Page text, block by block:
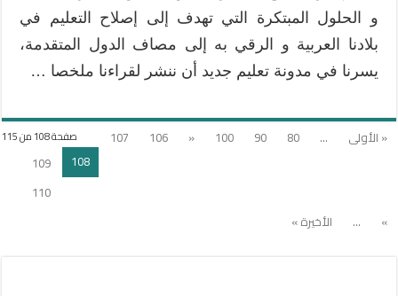
و الحلول المبتكرة التي تهدف إلى إصلاح التعليم في
بلادنا العربية و الرقي به إلى مصاف الدول المتقدمة،
يسرنا في مدونة تعليم جديد أن ننشر لقراءنا ملخصا …
صفحة 108 من 115 « الأولى ...
80
90
100
«
106
107
108
109
110
»
... الأخيرة »